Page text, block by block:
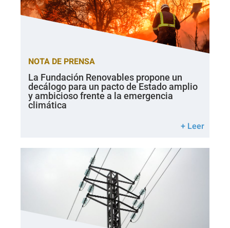
NOTA DE PRENSA
La Fundación Renovables propone un
decálogo para un pacto de Estado amplio
y ambicioso frente a la emergencia
climática
+ Leer